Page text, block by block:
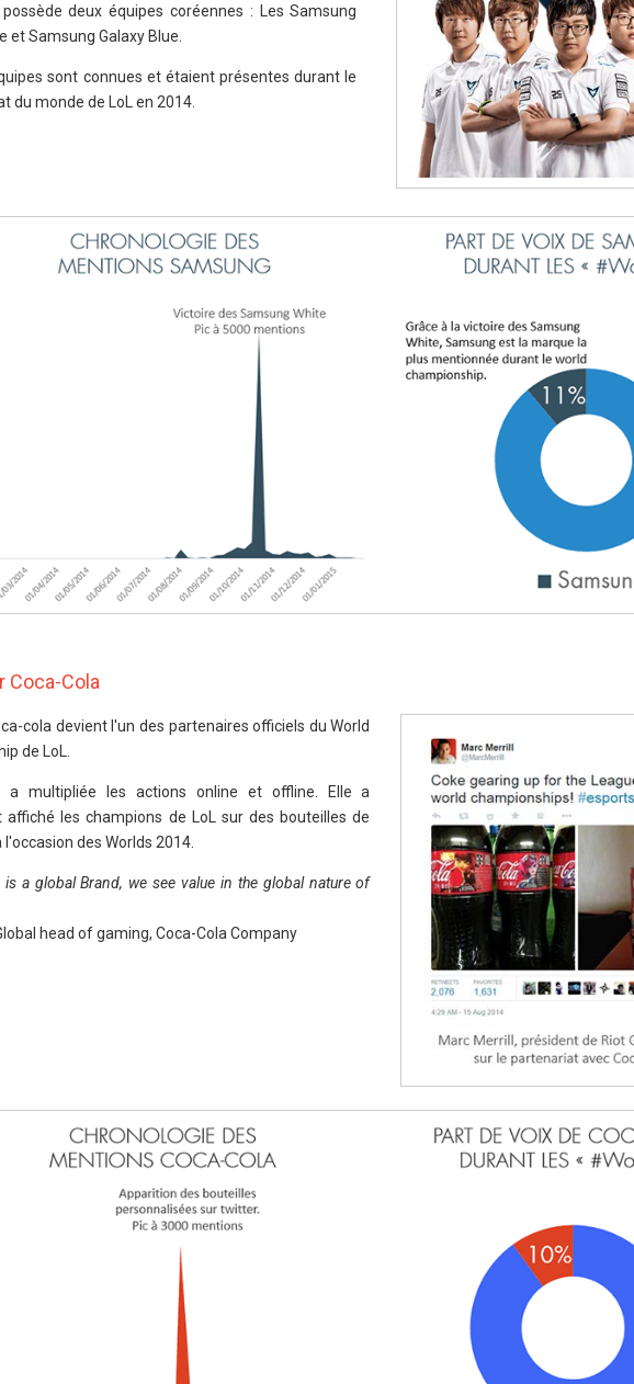
deux équipes coréennes : Les Samsung
et Samsung Galaxy Blue.
sont connues et étaient présentes durant le
du monde de LoL en 2014.
Coca-Cola
cola devient l'un des partenaires officiels du World
de LoL.
a multipliée les actions online et offline. Elle a
affiché les champions de LoL sur des bouteilles de
l'occasion des Worlds 2014.
is a global Brand, we see value in the global nature of
head of gaming, Coca-Cola Company